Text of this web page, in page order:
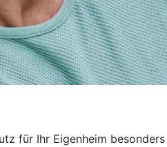
für Ihr Eigenheim